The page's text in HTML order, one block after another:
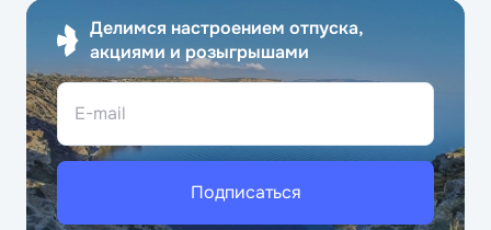
Делимся настроением отпуска,
акциями и розыгрышами
E-mail
Подписаться